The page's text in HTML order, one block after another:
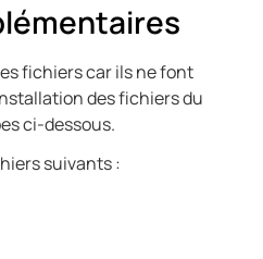
fichiers car ils ne font
des fichiers du
ci-dessous.
suivants :